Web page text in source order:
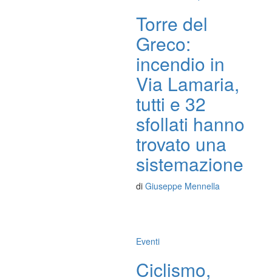
Torre del
Greco:
incendio in
Via Lamaria,
tutti e 32
sfollati hanno
trovato una
sistemazione
di Giuseppe Mennella
Eventi
Ciclismo,